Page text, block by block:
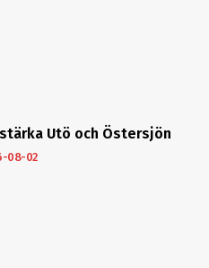
Utö och Östersjön
08-02